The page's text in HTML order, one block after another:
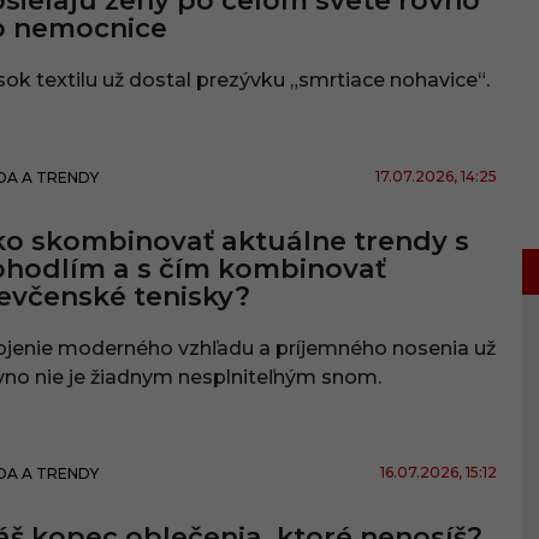
nemocnice
textilu už dostal prezývku „smrtiace nohavice“.
A TRENDY 17.07.2026, 14:25
skombinovať aktuálne trendy s
a s čím kombinovať
tenisky?
moderného vzhľadu a príjemného nosenia už
nie je žiadnym nesplniteľným snom.
A TRENDY 16.07.2026, 15:12